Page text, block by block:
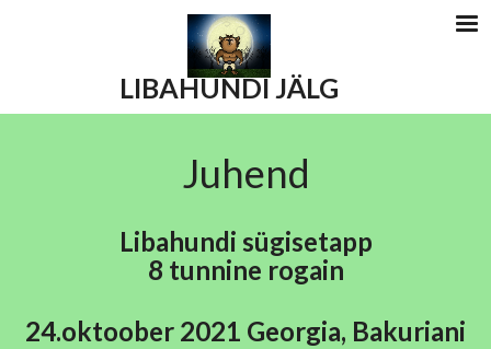
LIBAHUNDI JÄLG
Juhend
Libahundi sügisetapp
8 tunnine rogain
24.oktoober 2021 Georgia, Bakuriani